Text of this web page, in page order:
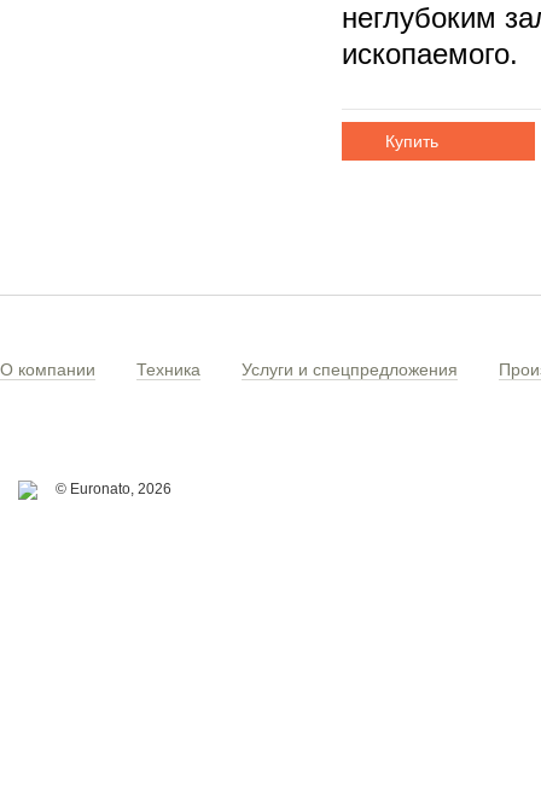
неглубоким
ископаемого.
Купить
О компании Техника Услуги и спецпредложения
© Euronato, 2026